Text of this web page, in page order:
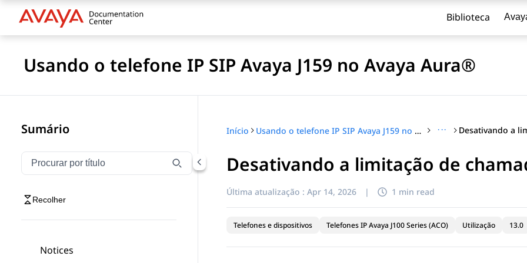
Biblioteca
Usando o telefone IP SIP Avaya J159 no Avaya Aura®
Sumário
Filtrar navegação por título
Digite para filtrar itens de navegação por título
Recolher
Notices
Início Usando o telefone IP SIP Avaya J159 no Avaya Aura® ···
Desativando a limitação de
Última atualização : Apr 14, 2026 | 1 min read
Telefones e dispositivos Telefones IP Avaya J100 Series (ACO) Utilização 13.0